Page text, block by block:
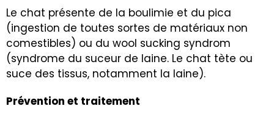
Le chat présente de la boulimie et du pica
(ingestion de toutes sortes de matériaux non
comestibles) ou du wool sucking syndrom
(syndrome du suceur de laine. Le chat tète ou
suce des tissus, notamment la laine).
Prévention et traitement